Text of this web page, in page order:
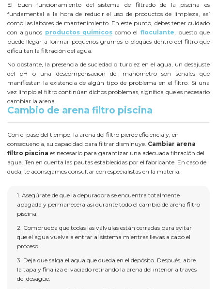
El buen funcionamiento del sistema de filtrado de la piscina es
fundamental a la hora de reducir el uso de productos de limpieza, así
como las labores de mantenimiento. En este punto, debes tener cuidado
con algunos productos químicoscomo el floculante , puesto que
puede llegar a formar pequeños grumos o bloques dentro del filtro que
dificultan la filtración del agua.
No obstante, la presencia de suciedad o turbiez en el agua, un desajuste
del pH o una descompensación del manómetro son señales que
manifiestan la existencia de algún tipo de problema en el filtro. Si una
vez limpio el filtro continúan dichos problemas, significa que es necesario
cambiar la arena.
Cambio de arena filtro piscina
Con el paso del tiempo, la arena del filtro pierde eficiencia y, en
consecuencia, su capacidad para filtrar disminuye. Cambiar arena
filtro piscina es necesario para garantizar una adecuada filtración del
agua. Ten en cuenta las pautas establecidas por el fabricante. En caso de
duda, te aconsejamos consultar con especialistas en la materia.
1. Asegúrate de que la depuradora se encuentra totalmente
apagada y permanecerá así durante todo el cambio de arena filtro
piscina.
2. Comprueba que todas las válvulas están cerradas para evitar
que el agua vuelva a entrar al sistema mientras llevas a cabo el
proceso.
3. Deja que salga el agua que queda en el depósito. Después, abre
la tapa y finaliza el vaciado retirando la arena del interior a través
del desagüe.